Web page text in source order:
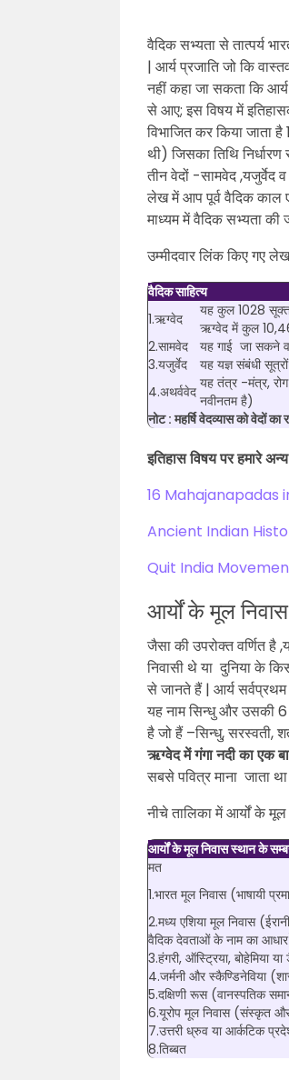
वैदिक सभ्यता से तात्पर्य
| आर्य प्रजाति जो कि
नहीं कहा जा सकता कि
से आए; इस विषय में
विभाजित कर किया जाता
थी) जिसका तिथि
तीन वेदों -सामवेद ,यजुर्वेद
लेख में आप पूर्व वैदिक काल
माध्यम में वैदिक सभ्यता
उम्मीदवार लिंक किए गए
वैदिक साहित्य
1.ऋग्वेद
यह कुल 1028
ऋग्वेद में कुल
2.सामवेद
यह गाई जा सकने
3.यजुर्वेद
यह यज्ञ संबंधी
4.अथर्ववेद यह तंत्र -मंत्र,
नवीनतम है)
नोट : महर्षि वेदव्यास को वेदों
इतिहास विषय पर हमारे
16 Mahajanapadas
Ancient Indian
Quit India
आर्यों के मूल
जैसा की उपरोक्त वर्णित है
निवासी थे या दुनिया के
से जानते हैं | आर्य
यह नाम सिन्धु और उसकी 6
है जो हैं –सिन्धु, सरस्वती,
ऋग्वेद में गंगा नदी का एक
सबसे पवित्र माना जाता था
नीचे तालिका में आर्यों के
आर्यों के मूल निवास स्थान के
मत
1.भारत मूल निवास (भाषायी
2.मध्य एशिया मूल निवास
वैदिक देवताओं के नाम का
3.हंगरी, ऑस्ट्रिया, बोहेमिया
4.जर्मनी और स्कैण्डिनेविया
5.दक्षिणी रूस (वानस्पतिक
6.यूरोप मूल निवास (संस्कृत
7.उत्तरी ध्रुव या आर्कटिक
8.तिब्बत